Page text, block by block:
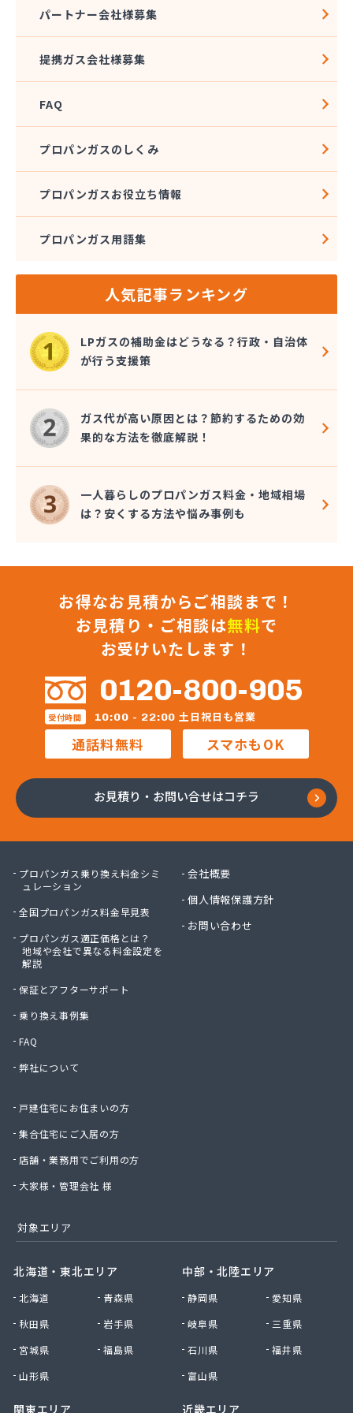
株式会社アドニス
株式会社あみや商事 本社
株式会社エイチティーピー
株式会社エイチティーピー
株式会社エス・アイ東海
株式会社オーテック
株式会社オーテック 西三河営業所
株式会社ガスキット
株式会社ガステム
株式会社ガスパル 岡崎販売所
株式会社カネコ
株式会社カネ庄
株式会社クラシアン岡崎支社
株式会社コクネ
株式会社コザカヤ 春日井営業所
株式会社コジマガス
株式会社コジマガス ライフアップサポート
株式会社コンプロ産工
株式会社シェル石油豊橋LPG充填工場
株式会社しんせきプロパン部
株式会社スギサン化学
株式会社スマイルガステクノロジー
株式会社バンノ
株式会社フジプロ
株式会社フジプロ刈谷営業所
株式会社ホームガス東海
株式会社ホームガス東海 楽田ショップ
株式会社マルエイ名古屋支店
株式会社マルコー
株式会社マルハチ
株式会社マルマン
株式会社ヤマアキ
株式会社よしや商店
株式会社リピックス
株式会社リピックス 春日井センター
株式会社一プロ
株式会社稲藤商店
株式会社稲葉エネクス
株式会社宇佐美プロパン
株式会社下林
株式会社桑原商事
株式会社元久商店
株式会社古田商店
株式会社三好ガス
株式会社山源服部商会
株式会社山新プロパン部
株式会社山田幸一商店
株式会社小林本店
株式会社小林本店稲沢店
株式会社松村プロパン部
株式会社新東
株式会社森上製油所
パートナー会社様募集
提携ガス会社様募集
FAQ
プロパンガスのしくみ
プロパンガスお役立ち情報
プロパンガス用語集
人気記事ランキング
LPガスの補助金はどうなる？行政・自治体
が行う支援策
ガス代が高い原因とは？節約するための効
果的な方法を徹底解説！
一人暮らしのプロパンガス料金・地域相場
は？安くする方法や悩み事例も
お得なお見積からご相談まで！
お見積り・ご相談は無料で
お受けいたします！
0120-800-905
受付時間 10:00 - 22:00 土日祝日も営業
通話料無料 スマホもOK
お見積り・お問い合せはコチラ
プロパンガス乗り換え料金シミ
ュレーション
全国プロパンガス料金早見表
プロパンガス適正価格とは？
地域や会社で異なる料金設定を
解説
保証とアフターサポート
乗り換え事例集
FAQ
弊社について
戸建住宅にお住まいの方
集合住宅にご入居の方
店舗・業務用でご利用の方
大家様・管理会社 様
会社概要
個人情報保護方針
お問い合わせ
対象エリア
北海道・東北エリア
北海道
青森県
秋田県
岩手県
宮城県
福島県
山形県
関東エリア
中部・北陸エリア
静岡県
愛知県
岐阜県
三重県
石川県
福井県
富山県
近畿エリア